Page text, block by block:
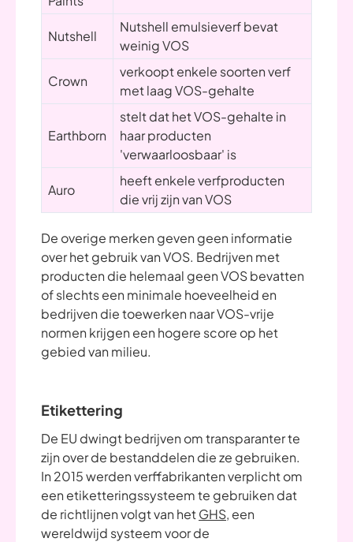
Nutshell
Nutshell emulsieverf bevat
weinig VOS
Crown
verkoopt enkele soorten verf
met laag VOS-gehalte
Earthborn
stelt dat het VOS-gehalte in
haar producten
'verwaarloosbaar' is
Auro
heeft enkele verfproducten
die vrij zijn van VOS
De overige merken geven geen informatie
over het gebruik van VOS. Bedrijven met
producten die helemaal geen VOS bevatten
of slechts een minimale hoeveelheid en
bedrijven die toewerken naar VOS-vrije
normen krijgen een hogere score op het
gebied van milieu.
Etikettering
De EU dwingt bedrijven om transparanter te
zijn over de bestanddelen die ze gebruiken.
In 2015 werden verffabrikanten verplicht om
een etiketteringssysteem te gebruiken dat
de richtlijnen volgt van hetGHS, een
wereldwijd systeem voor de